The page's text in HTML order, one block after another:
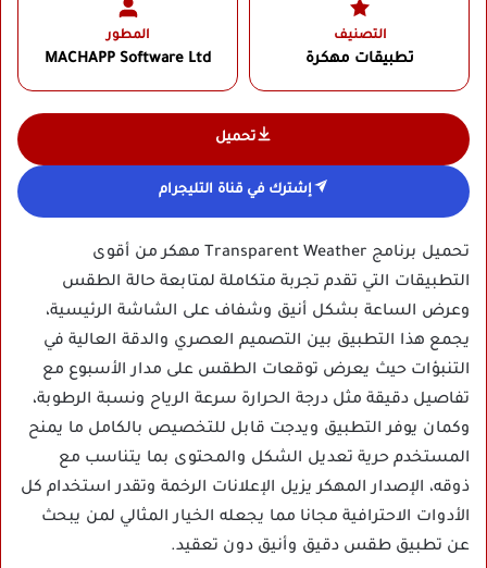
التصنيف
تطبيقات مهكرة
المطور
MACHAPP Software Ltd‏
تحميل
إشترك في قناة التليجرام
تحميل برنامج Transparent Weather مهكر من أقوى
التطبيقات التي تقدم تجربة متكاملة لمتابعة حالة الطقس
وعرض الساعة بشكل أنيق وشفاف على الشاشة الرئيسية،
يجمع هذا التطبيق بين التصميم العصري والدقة العالية في
التنبؤات حيث يعرض توقعات الطقس على مدار الأسبوع مع
تفاصيل دقيقة مثل درجة الحرارة سرعة الرياح ونسبة الرطوبة،
وكمان يوفر التطبيق ويدجت قابل للتخصيص بالكامل ما يمنح
المستخدم حرية تعديل الشكل والمحتوى بما يتناسب مع
ذوقه، الإصدار المهكر يزيل الإعلانات الرخمة وتقدر استخدام كل
الأدوات الاحترافية مجانا مما يجعله الخيار المثالي لمن يبحث
عن تطبيق طقس دقيق وأنيق دون تعقيد.